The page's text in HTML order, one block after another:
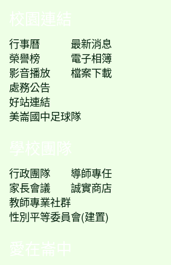
校園連結
行事曆
最新消息
榮譽榜
電子相簿
影音播放
檔案下載
處務公告
好站連結
美崙國中足球隊
學校團隊
行政團隊
導師專任
家長會議
誠實商店
教師專業社群
性別平等委員會(建置)
愛在崙中